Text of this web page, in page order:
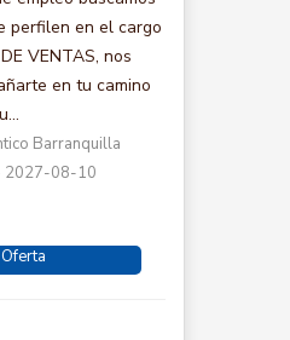
perfilen en el cargo
VENTAS, nos
en tu camino
Barranquilla
2027-08-10